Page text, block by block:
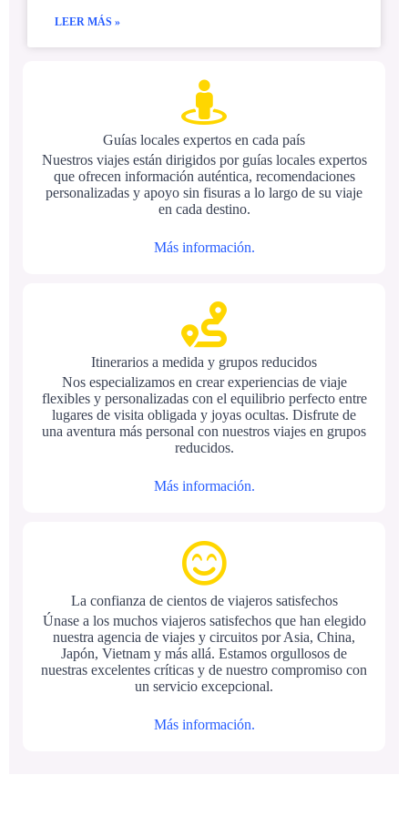
LEER MÁS »
Guías locales expertos en cada país
Nuestros viajes están dirigidos por guías locales expertos
que ofrecen información auténtica, recomendaciones
personalizadas y apoyo sin fisuras a lo largo de su viaje
en cada destino.
Más información.
Itinerarios a medida y grupos reducidos
Nos especializamos en crear experiencias de viaje
flexibles y personalizadas con el equilibrio perfecto entre
lugares de visita obligada y joyas ocultas. Disfrute de
una aventura más personal con nuestros viajes en grupos
reducidos.
Más información.
La confianza de cientos de viajeros satisfechos
Únase a los muchos viajeros satisfechos que han elegido
nuestra agencia de viajes y circuitos por Asia, China,
Japón, Vietnam y más allá. Estamos orgullosos de
nuestras excelentes críticas y de nuestro compromiso con
un servicio excepcional.
Más información.